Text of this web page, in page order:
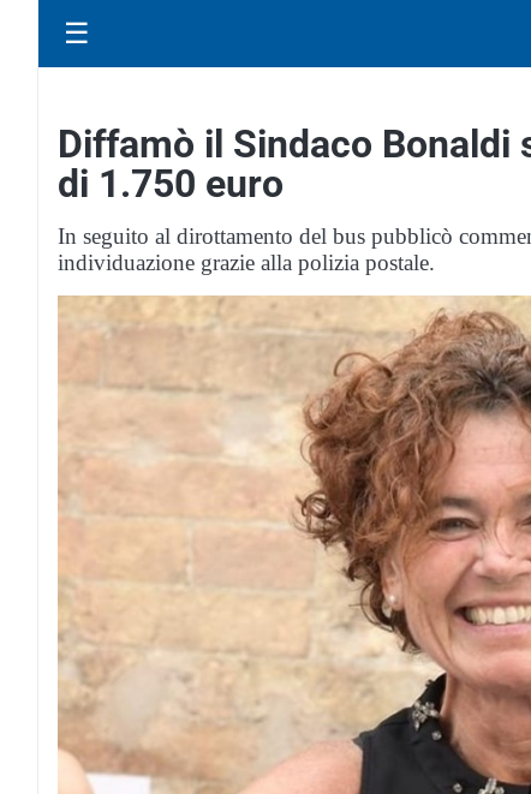
☰
Diffamò il Sindaco Bonaldi
di 1.750 euro
In seguito al dirottamento del bus pubblicò
individuazione grazie alla polizia postale.